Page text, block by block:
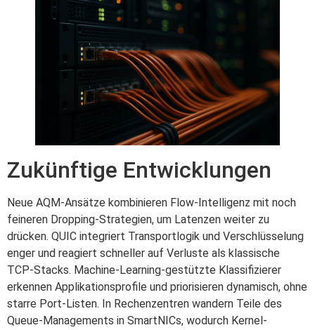
Zukünftige Entwicklungen
Neue AQM-Ansätze kombinieren Flow-Intelligenz mit noch
feineren Dropping-Strategien, um Latenzen weiter zu
drücken. QUIC integriert Transportlogik und Verschlüsselung
enger und reagiert schneller auf Verluste als klassische
TCP-Stacks. Machine-Learning-gestützte Klassifizierer
erkennen Applikationsprofile und priorisieren dynamisch, ohne
starre Port-Listen. In Rechenzentren wandern Teile des
Queue-Managements in SmartNICs, wodurch Kernel-